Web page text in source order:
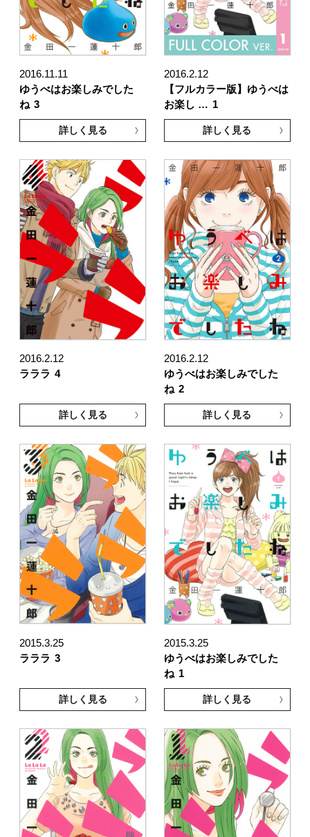
2016.11.11
ゆうべはお楽しみでした
ね 3
詳しく見る
2016.2.12
【フルカラー版】ゆうべは
お楽し … 1
詳しく見る
2016.2.12
ラララ 4
詳しく見る
2016.2.12
ゆうべはお楽しみでした
ね 2
詳しく見る
2015.3.25
ラララ 3
詳しく見る
2015.3.25
ゆうべはお楽しみでした
ね 1
詳しく見る